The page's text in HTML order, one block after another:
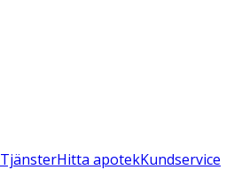
TjänsterHitta apotekKundservice